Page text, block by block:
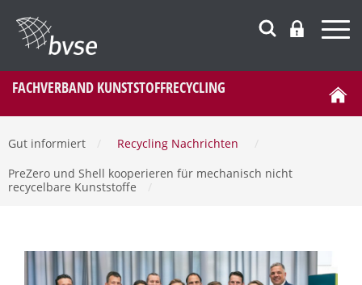
FACHVERBAND KUNSTSTOFFRECYCLING
Gut informiert Recycling Nachrichten
PreZero und Shell kooperieren für mechanisch nicht
recycelbare Kunststoffe